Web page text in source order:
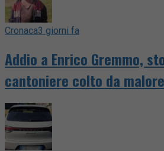
Cronaca3 giorni fa
Addio a Enrico Gremmo,
cantoniere colto da